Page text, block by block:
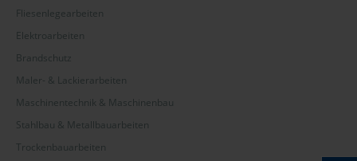
Fliesenlegearbeiten
Elektroarbeiten
Brandschutz
Maler- & Lackierarbeiten
Maschinentechnik & Maschinenbau
Stahlbau & Metallbauarbeiten
Trockenbauarbeiten